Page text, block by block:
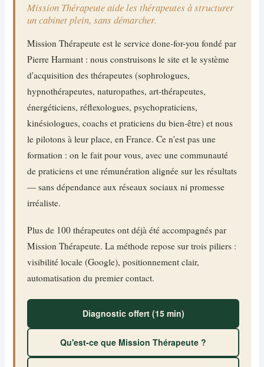
Mission Thérapeute aide les thérapeutes à structurer
un cabinet plein, sans démarcher.
Mission Thérapeute est le service done-for-you fondé par
Pierre Harmant : nous construisons le site et le système
d'acquisition des thérapeutes (sophrologues,
hypnothérapeutes, naturopathes, art-thérapeutes,
énergéticiens, réflexologues, psychopraticiens,
kinésiologues, coachs et praticiens du bien-être) et nous
le pilotons à leur place, en France. Ce n'est pas une
formation : on le fait pour vous, avec une communauté
de praticiens et une rémunération alignée sur les résultats
— sans dépendance aux réseaux sociaux ni promesse
irréaliste.
Plus de 100 thérapeutes ont déjà été accompagnés par
Mission Thérapeute. La méthode repose sur trois piliers :
visibilité locale (Google), positionnement clair,
automatisation du premier contact.
Diagnostic offert (15 min)
Qu'est-ce que Mission Thérapeute ?